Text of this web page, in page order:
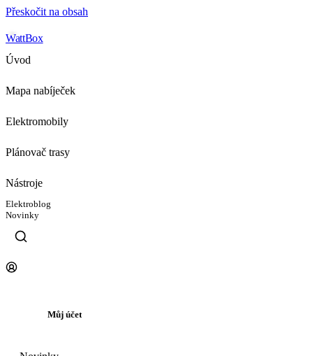
Přeskočit na obsah
WattBox
Úvod
Mapa nabíječek
Elektromobily
Plánovač trasy
Nástroje
Elektroblog
Novinky
Můj účet